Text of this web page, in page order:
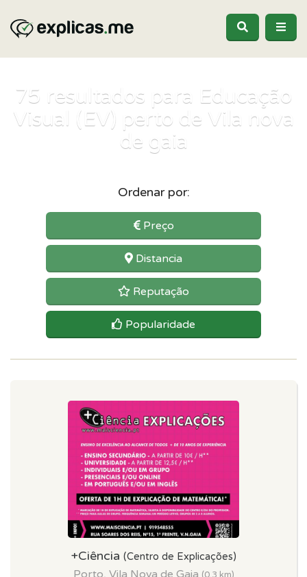
75 resultados para Educação
Visual (EV) perto de Vila nova
de gaia
Ordenar por:
Preço
Distancia
Reputação
Popularidade
+Ciência (Centro de Explicações)
Porto, Vila Nova de Gaia